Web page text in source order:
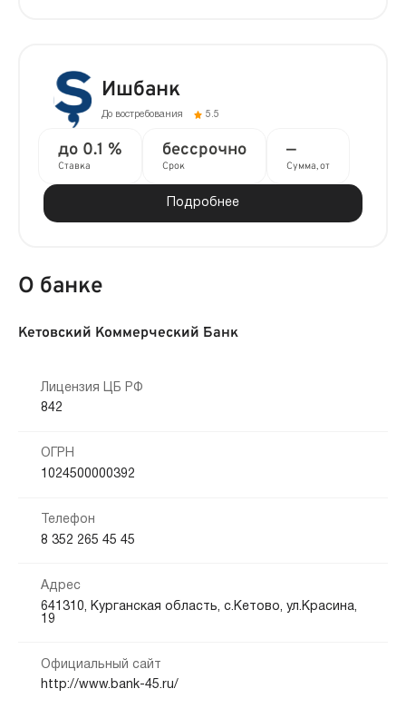
Ишбанк
До востребования 5.5
до 0.1 %
Ставка
бессрочно
Срок
—
Сумма, от
Подробнее
О банке
Кетовский Коммерческий Банк
Лицензия ЦБ РФ
842
ОГРН
1024500000392
Телефон
8 352 265 45 45
Адрес
641310, Курганская область, с.Кетово, ул.Красина,
19
Официальный сайт
http://www.bank-45.ru/